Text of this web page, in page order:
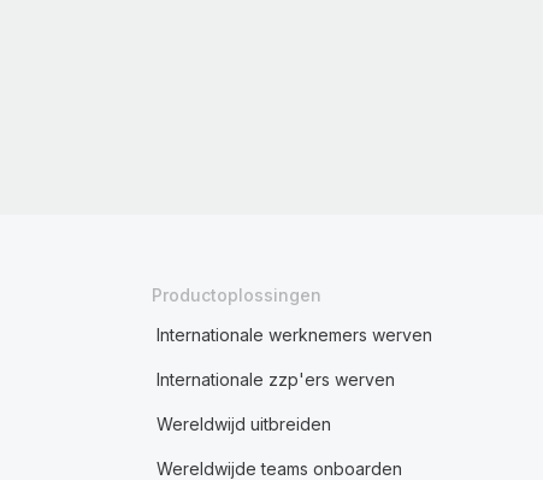
Productoplossingen
Internationale werknemers werven
Internationale zzp'ers werven
Wereldwijd uitbreiden
Wereldwijde teams onboarden